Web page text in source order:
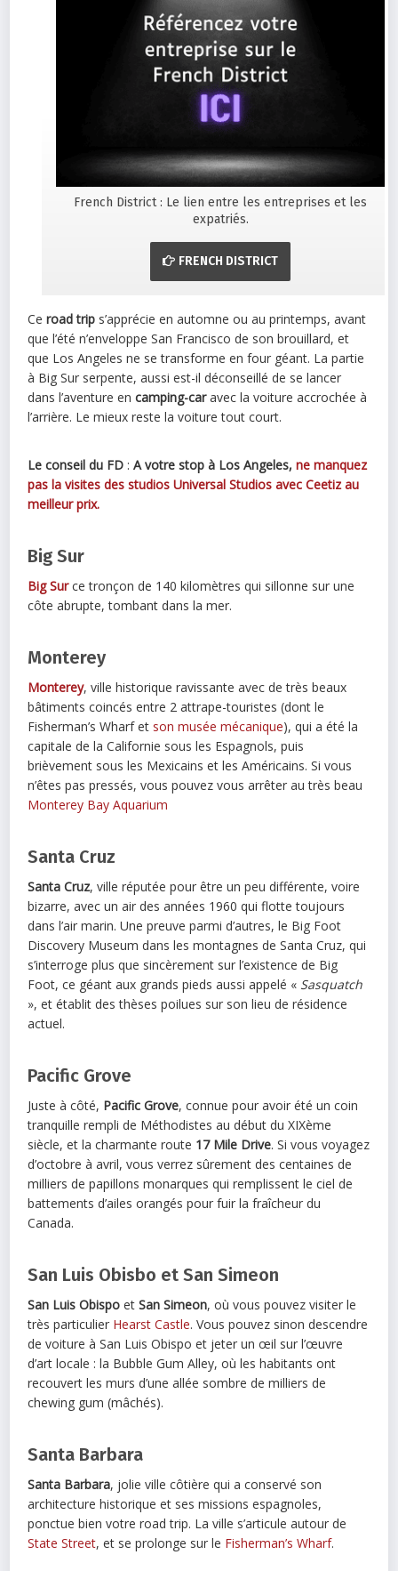
French District : Le lien entre les entreprises et les
expatriés.
FRENCH DISTRICT
Ceroad trip s’apprécie en automne ou au printemps, avant
que l’été n’enveloppe San Francisco de son brouillard, et
que Los Angeles ne se transforme en four géant. La partie
à Big Sur serpente, aussi est-il déconseillé de se lancer
dans l’aventure encamping-caravec la voiture accrochée à
l’arrière. Le mieux reste la voiture tout court.
Le conseil du FD :A votre stop à Los Angeles, ne manquez
pas la visites des studios Universal Studios avec Ceetiz au
meilleur prix.
Big Sur
Big Surce tronçon de 140 kilomètres qui sillonne sur une
côte abrupte, tombant dans la mer.
Monterey
Monterey, ville historique ravissante avec de très beaux
bâtiments coincés entre 2 attrape-touristes (dont le
Fisherman’s Wharf et son musée mécanique), qui a été la
capitale de la Californie sous les Espagnols, puis
brièvement sous les Mexicains et les Américains. Si vous
n’êtes pas pressés, vous pouvez vous arrêter au très beau
Monterey Bay Aquarium
Santa Cruz
Santa Cruz, ville réputée pour être un peu différente, voire
bizarre, avec un air des années 1960 qui flotte toujours
dans l’air marin. Une preuve parmi d’autres, le Big Foot
Discovery Museum dans les montagnes de Santa Cruz, qui
s’interroge plus que sincèrement sur l’existence de Big
Foot, ce géant aux grands pieds aussi appelé « Sasquatch
», et établit des thèses poilues sur son lieu de résidence
actuel.
Pacific Grove
Juste à côté, Pacific Grove, connue pour avoir été un coin
tranquille rempli de Méthodistes au début du XIXème
siècle, et la charmante route 17 Mile Drive. Si vous voyagez
d’octobre à avril, vous verrez sûrement des centaines de
milliers de papillons monarques qui remplissent le ciel de
battements d’ailes orangés pour fuir la fraîcheur du
Canada.
San Luis Obisbo et San Simeon
San Luis Obispo etSan Simeon, où vous pouvez visiter le
très particulier Hearst Castle. Vous pouvez sinon descendre
de voiture à San Luis Obispo et jeter un œil sur l’œuvre
d’art locale : la Bubble Gum Alley, où les habitants ont
recouvert les murs d’une allée sombre de milliers de
chewing gum (mâchés).
Santa Barbara
Santa Barbara, jolie ville côtière qui a conservé son
architecture historique et ses missions espagnoles,
ponctue bien votre road trip. La ville s’articule autour de
State Street, et se prolonge sur le Fisherman’s Wharf.